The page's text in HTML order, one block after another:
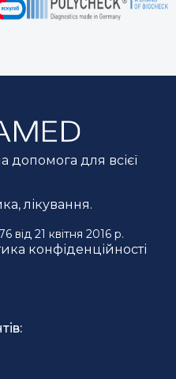
допомога для всієї
лікування.
21 квітня 2016 р.
конфіденційності